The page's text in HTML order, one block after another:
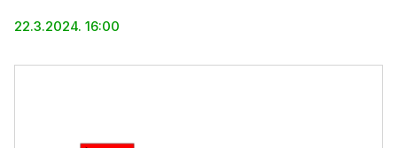
22.3.2024. 16:00